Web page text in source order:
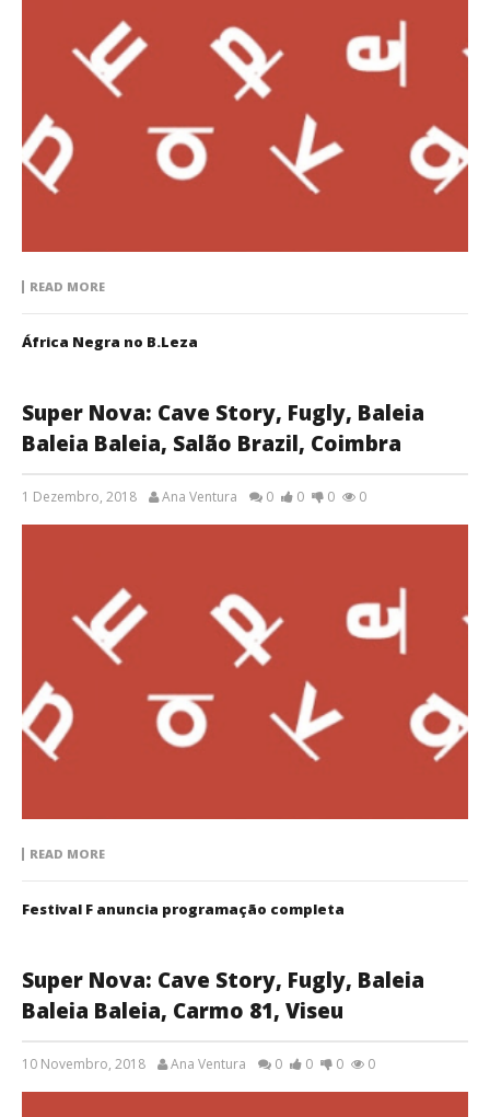
READ MORE
África Negra no B.Leza
Super Nova: Cave Story, Fugly, Baleia
Baleia Baleia, Salão Brazil, Coimbra
1 Dezembro, 2018 Ana Ventura 0 0 0 0
READ MORE
Festival F anuncia programação completa
Super Nova: Cave Story, Fugly, Baleia
Baleia Baleia, Carmo 81, Viseu
10 Novembro, 2018 Ana Ventura 0 0 0 0